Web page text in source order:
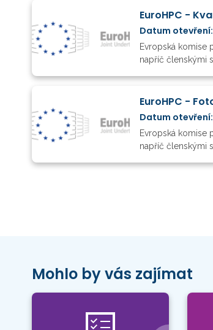
EuroHPC -
Datum
Evropská komise
napříč členskými
EuroHPC -
Datum
Evropská komise
napříč členskými
Mohlo by vás zajímat